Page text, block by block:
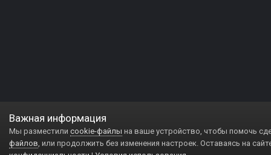
Важная информация
Мы разместили cookie-файлы на ваше устройство, чтобы помочь
файлов, или продолжить без изменения настроек. Оставаясь на